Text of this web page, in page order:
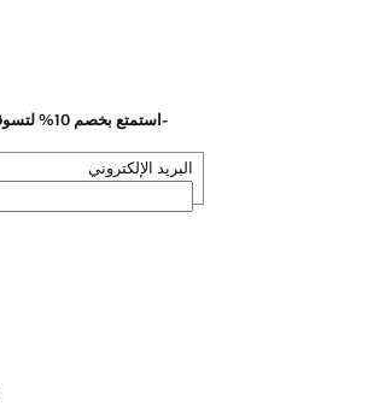
-استمتع بخصم 10% لتسوقك القادم عند اشتراكك في نشرتنا الاخبارية
البريد الإلكتروني